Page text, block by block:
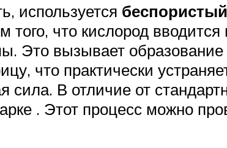
используется
того, что кислород
Это вызывает образование
что практически
В отличие от
. Этот процесс можно